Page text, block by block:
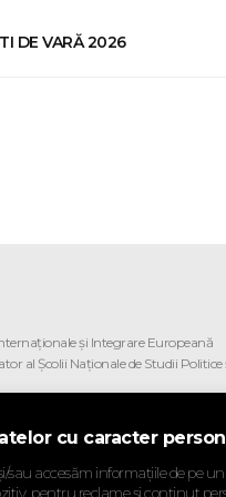
DE VARĂ 2026
şi Integrare Europeană
al Şcolii Naţionale de Studii Politice
cu caracter
sau accesăm informațiile de pe
pentru reclame și conținut